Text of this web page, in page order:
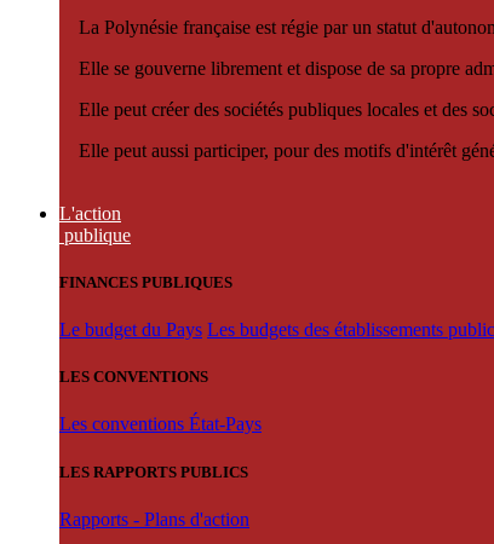
La Polynésie française est régie par un statut
Elle se gouverne librement et dispose de sa propre
Elle peut créer des sociétés publiques locales et des
Elle peut aussi participer, pour des motifs d'intérêt
L'action
publique
FINANCES PUBLIQUES
Le budget du Pays Les budgets des établissements
LES CONVENTIONS
Les conventions État-Pays
LES RAPPORTS PUBLICS
Rapports - Plans d'action